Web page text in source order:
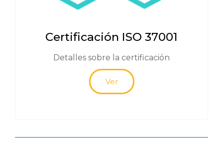
Certificación ISO 37001
Detalles sobre la certificación
Ver